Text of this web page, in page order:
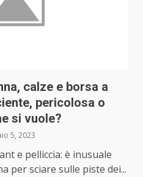
calze e borsa a
pericolosa o
si vuole?
5, 2023
e pelliccia: è inusuale
per sciare sulle piste dei...